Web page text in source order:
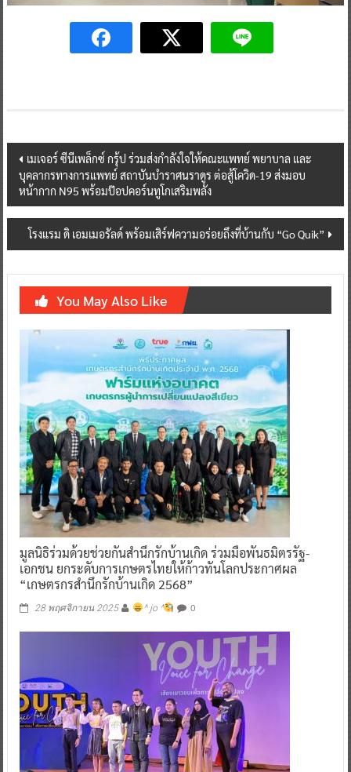
Post
navigation
เมเจอร์ ซีนีเพล็กซ์ กรุ้ป ร่วมส่งกำลังใจให้คณะแพทย์ พยาบาล และ
บุคลากรทางการแพทย์ สถาบันบําราศนราดูร ต่อสู้โควิด-19 ส่งมอบ
หน้ากาก N95 พร้อมป๊อปคอร์นทูโกเสริมพลัง
โรงแรม ดิ เอมเมอรัลด์ พร้อมเสิร์ฟความอร่อยถึงที่บ้านกับ “Go Quik”
You May Also Like
มูลนิธิร่วมด้วยช่วยกันสำนึกรักบ้านเกิด ร่วมมือพันธมิตรรัฐ-
เอกชน ยกระดับการเกษตรไทยให้ก้าวทันโลกประกาศผล
“เกษตรกรสำนึกรักบ้านเกิด 2568”
28 พฤศจิกายน 2025 ^ jo ^ 0